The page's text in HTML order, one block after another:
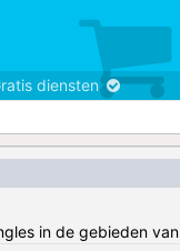
diensten
in de gebieden